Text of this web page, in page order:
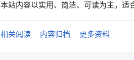
本站内容以实用、简洁、可读为主，适
相关阅读 内容归档 更多资料